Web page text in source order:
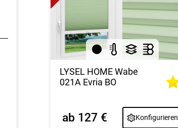
LYSEL HOME Wabe
021A Evria BO
Konfigurieren
ab 127 €